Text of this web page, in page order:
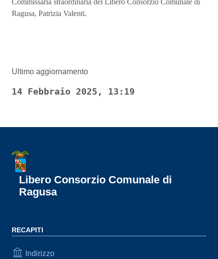
Commissaria straordinaria del Libero Consorzio Comunale di
Ragusa, Patrizia Valenti.
Ultimo aggiornamento
14 Febbraio 2025, 13:19
Libero Consorzio Comunale di
Ragusa
RECAPITI
Indirizzo